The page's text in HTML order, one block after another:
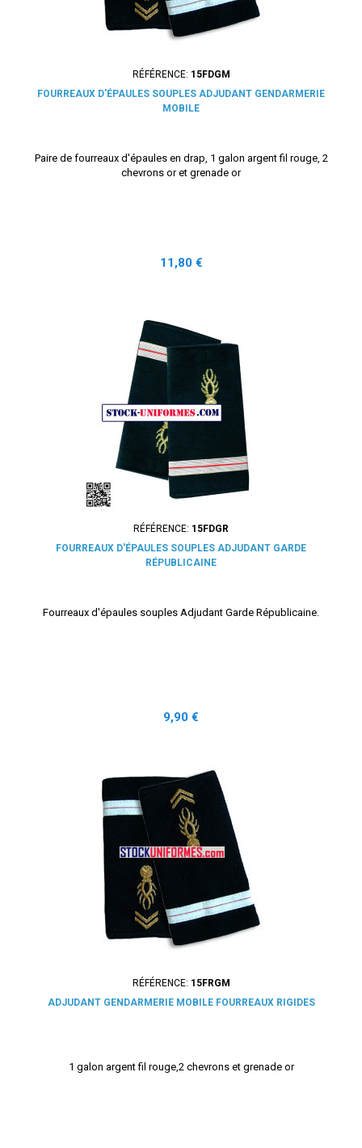
RÉFÉRENCE: 15FDGM
FOURREAUX D'ÉPAULES SOUPLES ADJUDANT GENDARMERIE
MOBILE
Paire de fourreaux d'épaules en drap, 1 galon argent fil rouge, 2
chevrons or et grenade or
Prix
11,80 €
RÉFÉRENCE: 15FDGR
FOURREAUX D'ÉPAULES SOUPLES ADJUDANT GARDE
RÉPUBLICAINE
Fourreaux d'épaules souples Adjudant Garde Républicaine.
Prix
9,90 €
RÉFÉRENCE: 15FRGM
ADJUDANT GENDARMERIE MOBILE FOURREAUX RIGIDES
1 galon argent fil rouge,2 chevrons et grenade or